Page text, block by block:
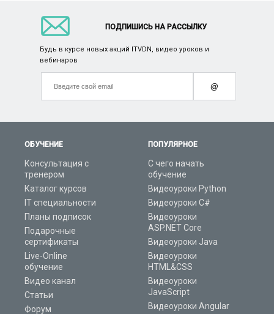
ОБУЧЕНИЕ
Консультация с
тренером
Каталог курсов
IT специальности
Планы подписок
Подарочные
сертификаты
Live-Online
обучение
Видео канал
Статьи
Форум
ПОПУЛЯРНОЕ
С чего начать
обучение
Видеоуроки Python
Видеоуроки C#
Видеоуроки
ASP.NET Core
Видеоуроки Java
Видеоуроки
HTML&CSS
Видеоуроки
JavaScript
Видеоуроки Angular
ПОДПИШИСЬ НА РАССЫЛКУ
Будь в курсе новых акций ITVDN, видео уроков и
вебинаров
@